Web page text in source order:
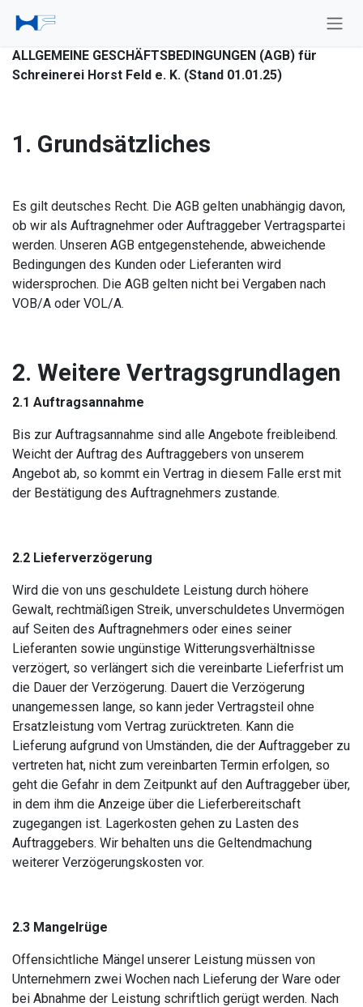
ALLGEMEINE GESCHÄFTSBEDINGUNGEN (AGB) für
Schreinerei Horst Feld e. K. (Stand 01.01.25)
1. Grundsätzliches
Es gilt deutsches Recht. Die AGB gelten unabhängig davon,
ob wir als Auftragnehmer oder Auftraggeber Vertragspartei
werden. Unseren AGB entgegenstehende, abweichende
Bedingungen des Kunden oder Lieferanten wird
widersprochen. Die AGB gelten nicht bei Vergaben nach
VOB/A oder VOL/A.
2. Weitere Vertragsgrundlagen
2.1 Auftragsannahme
Bis zur Auftragsannahme sind alle Angebote freibleibend.
Weicht der Auftrag des Auftraggebers von unserem
Angebot ab, so kommt ein Vertrag in diesem Falle erst mit
der Bestätigung des Auftragnehmers zustande.
2.2 Lieferverzögerung
Wird die von uns geschuldete Leistung durch höhere
Gewalt, rechtmäßigen Streik, unverschuldetes Unvermögen
auf Seiten des Auftragnehmers oder eines seiner
Lieferanten sowie ungünstige Witterungsverhältnisse
verzögert, so verlängert sich die vereinbarte Lieferfrist um
die Dauer der Verzögerung. Dauert die Verzögerung
unangemessen lange, so kann jeder Vertragsteil ohne
Ersatzleistung vom Vertrag zurücktreten. Kann die
Lieferung aufgrund von Umständen, die der Auftraggeber zu
vertreten hat, nicht zum vereinbarten Termin erfolgen, so
geht die Gefahr in dem Zeitpunkt auf den Auftraggeber über,
in dem ihm die Anzeige über die Lieferbereitschaft
zugegangen ist. Lagerkosten gehen zu Lasten des
Auftraggebers. Wir behalten uns die Geltendmachung
weiterer Verzögerungskosten vor.
2.3 Mangelrüge
Offensichtliche Mängel unserer Leistung müssen von
Unternehmern zwei Wochen nach Lieferung der Ware oder
bei Abnahme der Leistung schriftlich gerügt werden. Nach